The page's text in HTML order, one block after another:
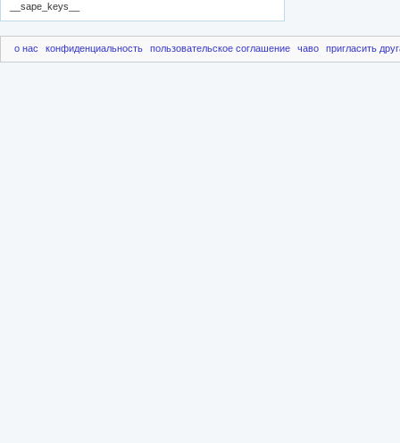
__sape_keys__
о нас конфиденциальность пользовательское соглашение чаво пригласить